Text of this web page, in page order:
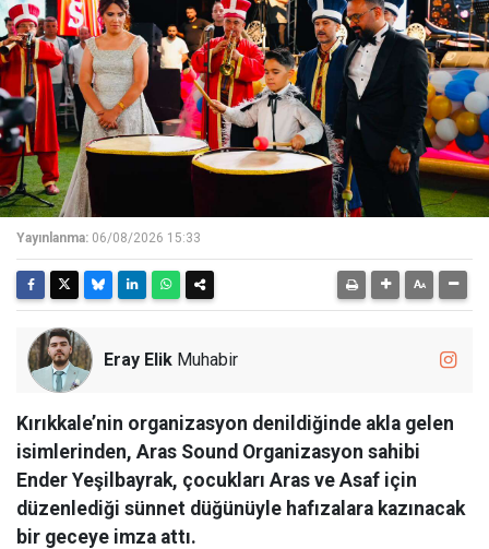
Yayınlanma: 06/08/2026 15:33
Eray Elik Muhabir
Kırıkkale’nin organizasyon denildiğinde akla gelen
isimlerinden, Aras Sound Organizasyon sahibi
Ender Yeşilbayrak, çocukları Aras ve Asaf için
düzenlediği sünnet düğünüyle hafızalara kazınacak
bir geceye imza attı.